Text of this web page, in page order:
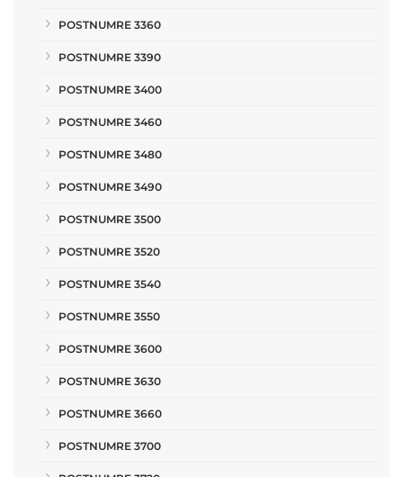
POSTNUMRE 3360
POSTNUMRE 3390
POSTNUMRE 3400
POSTNUMRE 3460
POSTNUMRE 3480
POSTNUMRE 3490
POSTNUMRE 3500
POSTNUMRE 3520
POSTNUMRE 3540
POSTNUMRE 3550
POSTNUMRE 3600
POSTNUMRE 3630
POSTNUMRE 3660
POSTNUMRE 3700